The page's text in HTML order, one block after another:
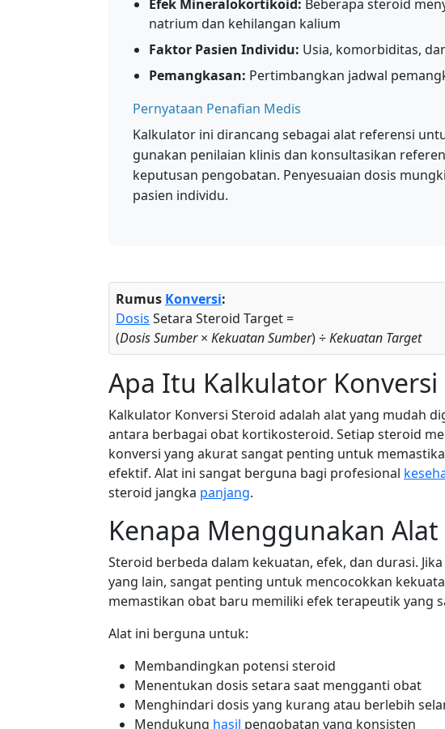
Efek Mineralokortikoid: Beberapa steroid
natrium dan kehilangan kalium
Faktor Pasien Individu: Usia, komorbiditas,
Pemangkasan: Pertimbangkan jadwal
Pernyataan Penafian Medis
Kalkulator ini dirancang sebagai alat referensi
gunakan penilaian klinis dan konsultasikan
keputusan pengobatan. Penyesuaian dosis
pasien individu.
Rumus Konversi:
Dosis Setara Steroid Target =
(Dosis Sumber× Kekuatan Sumber) ÷Kekuatan Target
Apa Itu Kalkulator Konversi
Kalkulator Konversi Steroid adalah alat yang mudah
antara berbagai obat kortikosteroid. Setiap steroid
konversi yang akurat sangat penting untuk
efektif. Alat ini sangat berguna bagi profesional
steroid jangka panjang.
Kenapa Menggunakan
Steroid berbeda dalam kekuatan, efek, dan durasi.
yang lain, sangat penting untuk mencocokkan
memastikan obat baru memiliki efek terapeutik yang
Alat ini berguna untuk:
Membandingkan potensi steroid
Menentukan dosis setara saat mengganti obat
Menghindari dosis yang kurang atau berlebih
Mendukung hasil pengobatan yang konsisten